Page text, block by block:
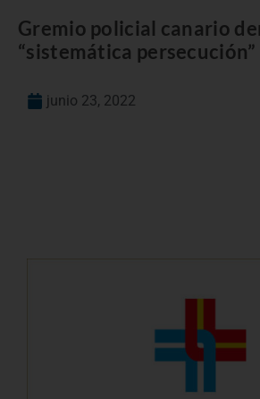
Gremio policial canario
“sistemática
junio 23, 2022